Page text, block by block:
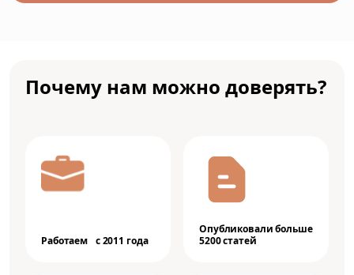
Почему нам можно доверять?
Работаем с 2011 года
Опубликовали больше
5200 статей